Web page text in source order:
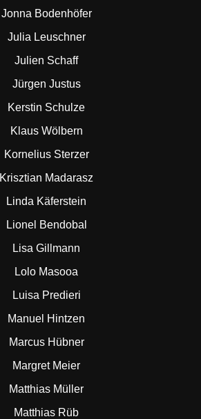
Jonna Bodenhöfer
Julia Leuschner
Julien Schaff
Jürgen Justus
Kerstin Schulze
Klaus Wölbern
Kornelius Sterzer
Krisztian Madarasz
Linda Käferstein
Lionel Bendobal
Lisa Gillmann
Lolo Masooa
Luisa Predieri
Manuel Hintzen
Marcus Hübner
Margret Meier
Matthias Müller
Matthias Rüb